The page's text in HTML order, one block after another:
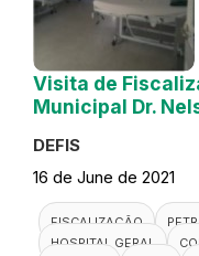
Visita de
Municipal Dr.
DEFIS
16 de June de 2021
FISCALIZAÇÃO
HOSPITAL GERAL